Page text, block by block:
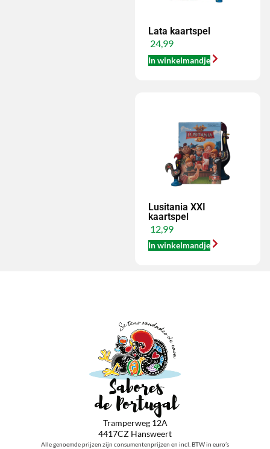
Lata kaartspel
24,99
In winkelmandje
Lusitania XXI
kaartspel
12,99
In winkelmandje
Tramperweg 12A
4417CZ Hansweert
Alle genoemde prijzen zijn consumentenprijzen en incl. BTW in euro’s